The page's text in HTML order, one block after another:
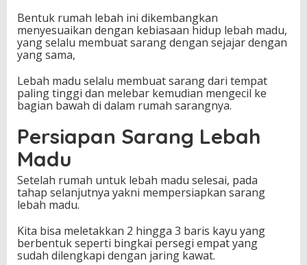
Bentuk rumah lebah ini dikembangkan
menyesuaikan dengan kebiasaan hidup lebah madu,
yang selalu membuat sarang dengan sejajar dengan
yang sama,
Lebah madu selalu membuat sarang dari tempat
paling tinggi dan melebar kemudian mengecil ke
bagian bawah di dalam rumah sarangnya.
Persiapan Sarang Lebah
Madu
Setelah rumah untuk lebah madu selesai, pada
tahap selanjutnya yakni mempersiapkan sarang
lebah madu.
Kita bisa meletakkan 2 hingga 3 baris kayu yang
berbentuk seperti bingkai persegi empat yang
sudah dilengkapi dengan jaring kawat.